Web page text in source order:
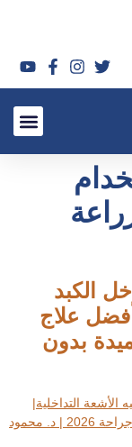
الكبد
علاج
بدون